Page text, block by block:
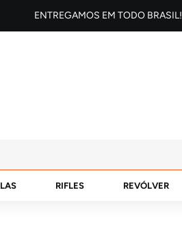
ENTREGAMOS EM TODO BRASIL!
RIFLES REVÓLVER